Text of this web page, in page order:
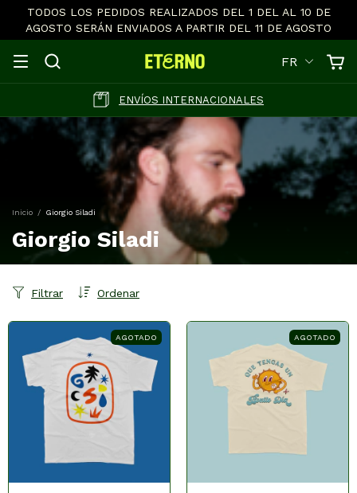
TODOS LOS PEDIDOS REALIZADOS DEL 1 DEL AL 10 DE
AGOSTO SERÁN ENVIADOS A PARTIR DEL 11 DE AGOSTO
FR
ENVÍOS INTERNACIONALES
Inicio / Giorgio Siladi
Giorgio Siladi
Ordenar
Filtrar
AGOTADO AGOTADO